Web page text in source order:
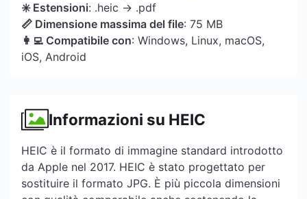
✳️ Estensioni: .heic → .pdf
📏 Dimensione massima del file: 75 MB
👩‍💻 Compatibile con: Windows, Linux, macOS,
iOS, Android
Informazioni su HEIC
HEIC è il formato di immagine standard introdotto
da Apple nel 2017. HEIC è stato progettato per
sostituire il formato JPG. È più piccola dimensioni